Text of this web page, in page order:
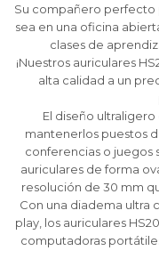
Su compañero perfecto
sea en una oficina
clases de
¡Nuestros auriculares
alta calidad a un
El diseño
mantenerlos puestos
conferencias o juegos
auriculares de forma
resolución de 30 mm
Con una diadema ultra
play, los auriculares
computadoras
Comprá en 3
12
*
Verifica si
Cédula de
Celular
Fecha de
Estás
¡Tenés hasta
Elegí
Elegís Pago
* sujeto a
Parece que
el
Por favor
Comprá en 3
12
*
Verifica si
Cédula de
Celular
Fecha de
Estás
¡Tenés hasta
Elegí
Elegís Pago
* sujeto a
Parece que
el
Por favor
Comprá en 3
12
*
Verifica si
Cédula de
Celular
Fecha de
Estás
¡Tenés hasta
Elegí
Elegís Pago
* sujeto a
Parece que
el
Por favor